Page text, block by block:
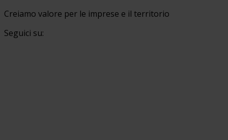
Creiamo valore per le imprese e il territorio
Seguici su: